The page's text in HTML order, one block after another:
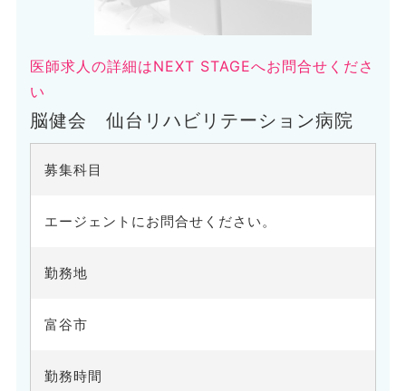
医師求人の詳細はNEXT STAGEへお問合せくださ
い
脳健会 仙台リハビリテーション病院
募集科目
エージェントにお問合せください。
勤務地
富谷市
勤務時間